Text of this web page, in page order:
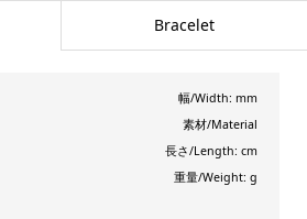
Bracelet
幅/Width: mm
素材/Material
長さ/Length: cm
重量/Weight: g